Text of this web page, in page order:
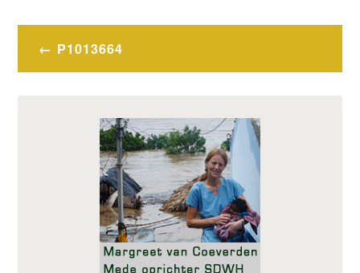
Bericht
navigatie
P1013664